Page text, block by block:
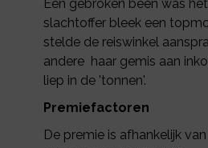
Een gebroken been was
slachtoffer bleek een
stelde de reiswinkel
andere haar gemis aan
liep in de 'tonnen'.
Premiefactoren
De premie is afhankelijk